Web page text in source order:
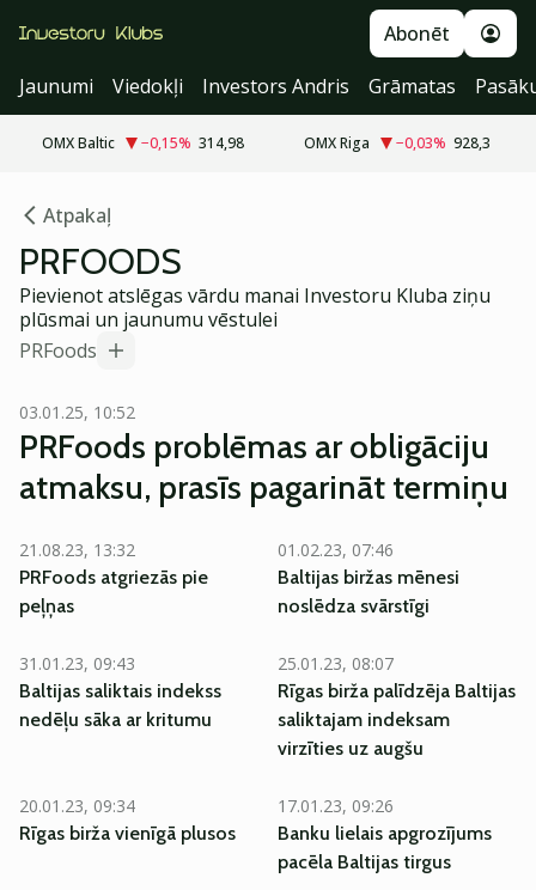
Abonēt
Jaunumi
Viedokļi Investors Andris Grāmatas
OMX Baltic −0,15% 314,98 OMX Riga −0,03% 928,3
Atpakaļ
PRFOODS
Pievienot atslēgas vārdu manai Investoru Kluba ziņu
plūsmai un jaunumu vēstulei
PRFoods
03.01.25, 10:52
PRFoods problēmas ar obligāciju
atmaksu, prasīs pagarināt termiņu
21.08.23, 13:32
PRFoods atgriezās pie
peļņas
01.02.23, 07:46
Baltijas biržas mēnesi
noslēdza svārstīgi
31.01.23, 09:43
Baltijas saliktais indekss
nedēļu sāka ar kritumu
25.01.23, 08:07
Rīgas birža palīdzēja Baltijas
saliktajam indeksam
virzīties uz augšu
20.01.23, 09:34
Rīgas birža vienīgā plusos
17.01.23, 09:26
Banku lielais apgrozījums
pacēla Baltijas tirgus